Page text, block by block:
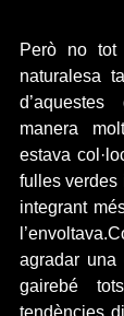
Però no
naturalesa
manera
estava
fulles verdes
integrant
agradar una
gairebé
tendències